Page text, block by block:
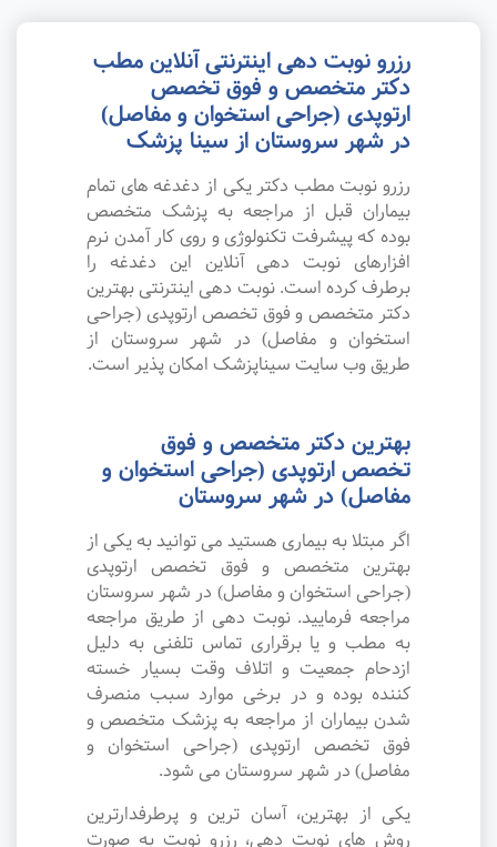
رزرو نوبت دهی اینترنتی آنلاین مطب
دکتر متخصص و فوق تخصص
ارتوپدی (جراحی استخوان و مفاصل)
در شهر سروستان از سینا پزشک
رزرو نوبت مطب دکتر یکی از دغدغه های تمام
بیماران قبل از مراجعه به پزشک متخصص
بوده که پیشرفت تکنولوژی و روی کار آمدن نرم
افزارهای نوبت دهی آنلاین این دغدغه را
برطرف کرده است. نوبت دهی اینترنتی بهترین
دکتر متخصص و فوق تخصص ارتوپدی (جراحی
استخوان و مفاصل) در شهر سروستان از
طریق وب سایت سیناپزشک امکان پذیر است.
بهترین دکتر متخصص و فوق
تخصص ارتوپدی (جراحی استخوان و
مفاصل) در شهر سروستان
اگر مبتلا به بیماری هستید می توانید به یکی از
بهترین متخصص و فوق تخصص ارتوپدی
(جراحی استخوان و مفاصل) در شهر سروستان
مراجعه فرمایید. نوبت دهی از طریق مراجعه
به مطب و یا برقراری تماس تلفنی به دلیل
ازدحام جمعیت و اتلاف وقت بسیار خسته
کننده بوده و در برخی موارد سبب منصرف
شدن بیماران از مراجعه به پزشک متخصص و
فوق تخصص ارتوپدی (جراحی استخوان و
مفاصل) در شهر سروستان می شود.
یکی از بهترین، آسان ترین و پرطرفدارترین
روش های نوبت دهی، رزرو نوبت به صورت